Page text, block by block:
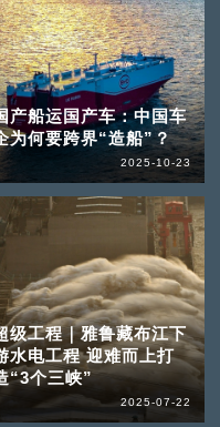
产船运国产车：中国车
为何要跨界“造船”？
2025-10-23
级工程｜雅鲁藏布江下
水电工程 迎难而上打
“3个三峡”
2025-07-22